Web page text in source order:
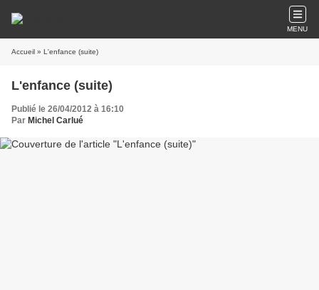
MENU
Accueil » L'enfance (suite)
L'enfance (suite)
Publié le 26/04/2012 à 16:10
Par Michel Carlué